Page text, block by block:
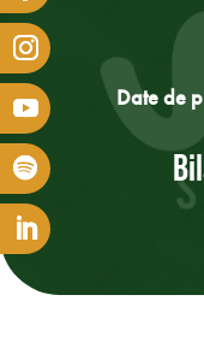
Date de